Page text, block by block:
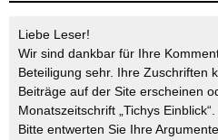
Liebe Leser!
Wir sind dankbar für Ihre
Beteiligung sehr. Ihre Zuschriften
Beiträge auf der Site erscheinen
Monatszeitschrift „Tichys Einblick“.
Bitte entwerten Sie Ihre